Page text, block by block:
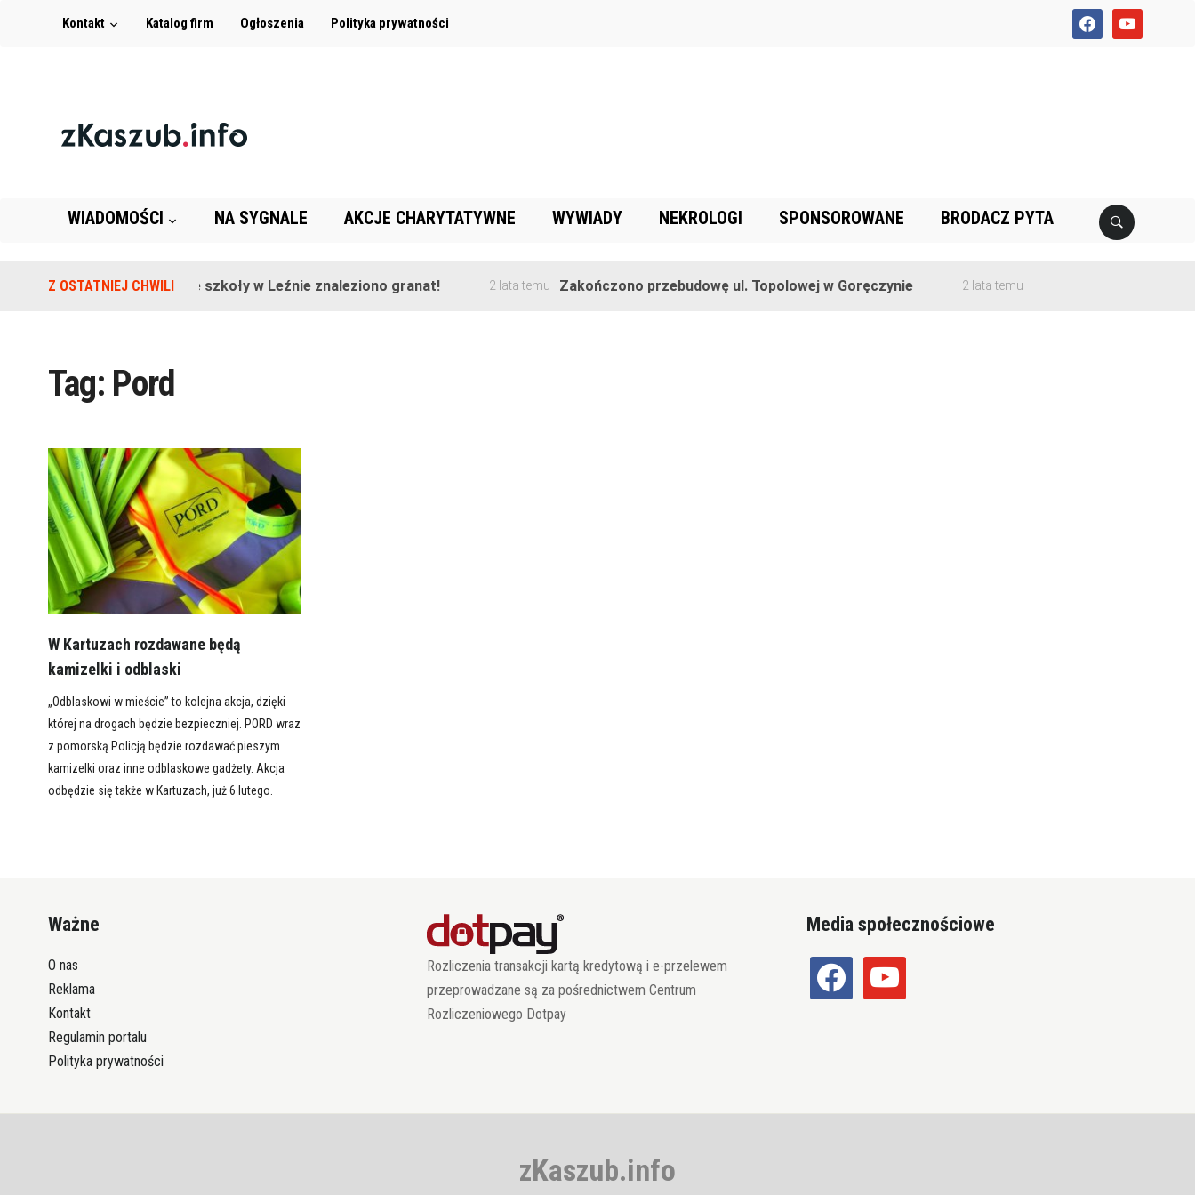
facebookyoutube
Kontakt Katalog firm Ogłoszenia Polityka prywatności
WIADOMOŚCI NA SYGNALE AKCJE CHARYTATYWNE WYWIADY NEKROLOGI SPONSOROWANE BRODACZ PYTA
Z OSTATNIEJ CHWILINa terenie szkoły w Leźnie znaleziono granat! 2 lata temu Zakończono przebudowę ul. Topolowej w Goręczynie 2 lata temu
Tag: Pord
W Kartuzach rozdawane będą
kamizelki i odblaski
„Odblaskowi w mieście” to kolejna akcja, dzięki
której na drogach będzie bezpieczniej. PORD wraz
z pomorską Policją będzie rozdawać pieszym
kamizelki oraz inne odblaskowe gadżety. Akcja
odbędzie się także w Kartuzach, już 6 lutego.
Ważne
O nas
Reklama
Kontakt
Regulamin portalu
Polityka prywatności
Rozliczenia transakcji kartą kredytową i e-przelewem
przeprowadzane są za pośrednictwem Centrum
Rozliczeniowego Dotpay
Media społecznościowe
facebook youtube
zKaszub.info